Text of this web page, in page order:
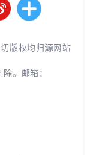
版权均归源网站
。邮箱：